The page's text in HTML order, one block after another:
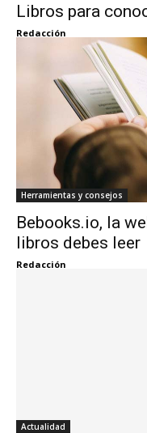
Libros para
Redacción
Herramientas y consejos
Bebooks.io, la
libros debes leer
Redacción
Actualidad